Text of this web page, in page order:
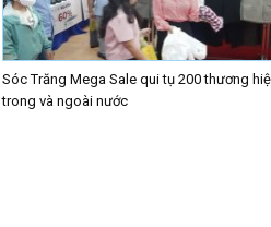
Sóc Trăng Mega Sale qui tụ 200 thương
trong và ngoài nước